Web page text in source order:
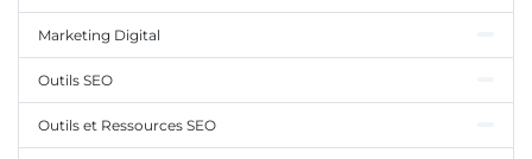
Marketing Digital
Outils SEO
Outils et Ressources SEO